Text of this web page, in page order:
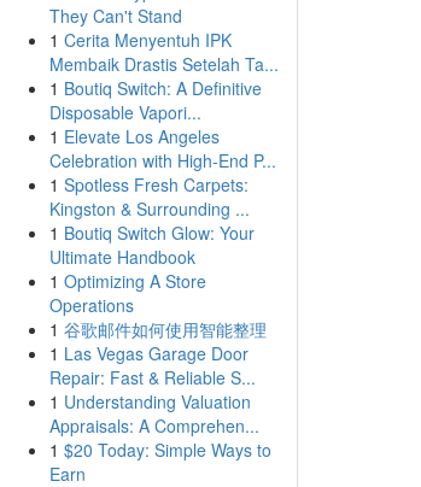
They Can't Stand
1 Cerita Menyentuh IPK
Membaik Drastis Setelah Ta...
1 Boutiq Switch: A Definitive
Disposable Vapori...
1 Elevate Los Angeles
Celebration with High-End P...
1 Spotless Fresh Carpets:
Kingston & Surrounding ...
1 Boutiq Switch Glow: Your
Ultimate Handbook
1 Optimizing A Store
Operations
1 谷歌邮件如何使用智能整理
1 Las Vegas Garage Door
Repair: Fast & Reliable S...
1 Understanding Valuation
Appraisals: A Comprehen...
1 $20 Today: Simple Ways to
Earn